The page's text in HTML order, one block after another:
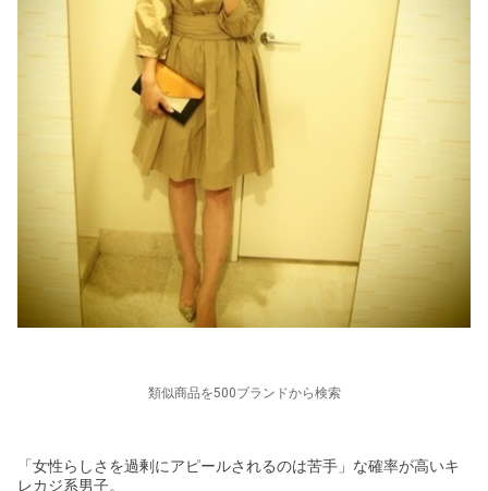
類似商品を500ブランドから検索
「女性らしさを過剰にアピールされるのは苦手」な確率が高いキ
レカジ系男子。